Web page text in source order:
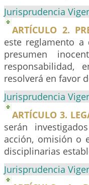
Jurisprudencia
ARTÍCULO 2.
este reglamento
presumen
responsabilidad,
resolverá en favor
Jurisprudencia
ARTÍCULO 3.
serán
acción, omisión o
disciplinarias
Jurisprudencia